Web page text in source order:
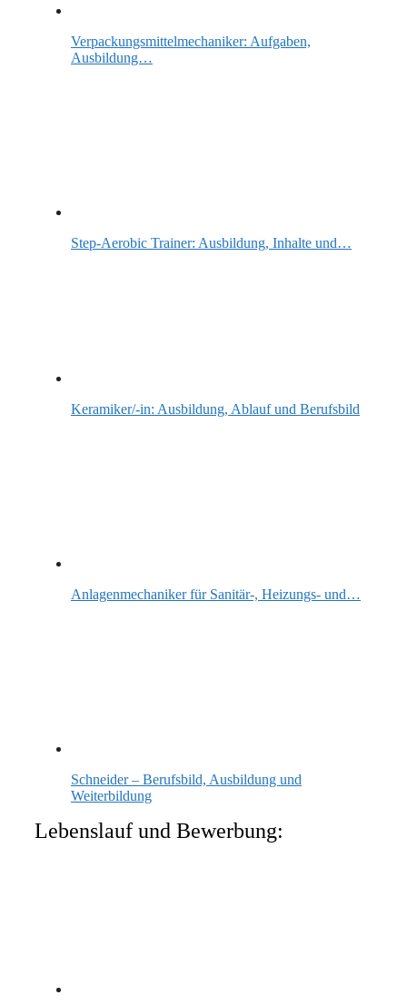
Verpackungsmittelmechaniker: Aufgaben,
Ausbildung…
Step-Aerobic Trainer: Ausbildung, Inhalte und…
Keramiker/-in: Ausbildung, Ablauf und Berufsbild
Anlagenmechaniker für Sanitär-, Heizungs- und…
Schneider – Berufsbild, Ausbildung und
Weiterbildung
Lebenslauf und Bewerbung: